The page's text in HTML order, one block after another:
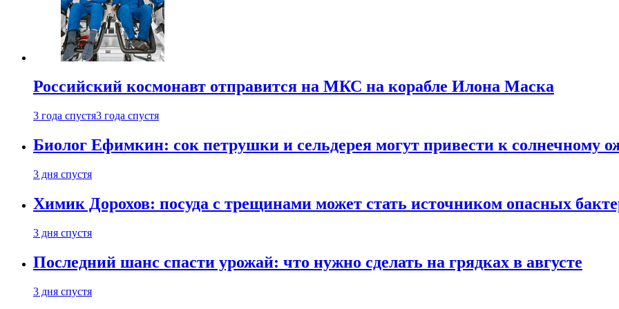
Российский космонавт отправится на МКС на корабле Илона Маска
3 года спустя3 года спустя
Биолог Ефимкин: сок петрушки и сельдерея могут привести к солнечному
3 дня спустя
Химик Дорохов: посуда с трещинами может стать источником опасных
3 дня спустя
Последний шанс спасти урожай: что нужно сделать на грядках в августе
3 дня спустя